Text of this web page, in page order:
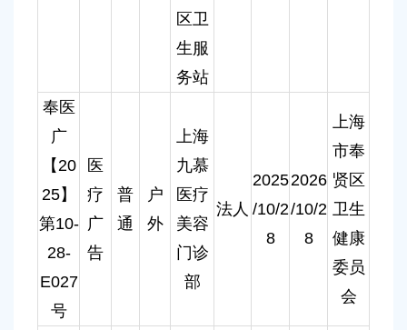
区卫
生服
务站
奉医
广
【20
25】
第10-
28-
E027
号
医
疗
广
告
普
通
户
外
上海
九慕
医疗
美容
门诊
部
法人
2025
/10/2
8
2026
/10/2
8
上海
市奉
贤区
卫生
健康
委员
会